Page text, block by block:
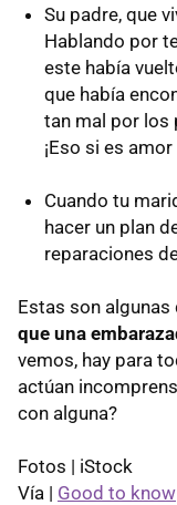
Su padre, que
Hablando por
este había
que había
tan mal por los
¡Eso si es
Cuando tu
hacer un plan
reparaciones
Estas son algunas
que una
vemos, hay para
actúan
con alguna?
Fotos | iStock
Vía | Good to know